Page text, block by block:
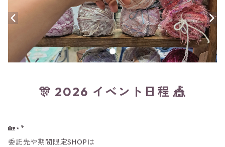
🎊 2026 イベント日程 🎪
🏡⋆*
委託先や期間限定SHOPは